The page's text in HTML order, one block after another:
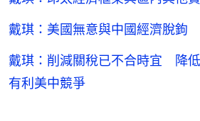
戴琪：美國無意與中國經濟脫鉤
戴琪：削減關稅已不合時宜 降
有利美中競爭